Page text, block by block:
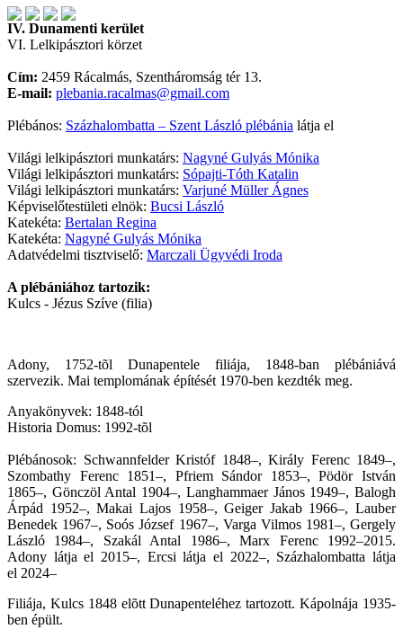
IV. Dunamenti kerület
VI. Lelkipásztori körzet
Cím: 2459 Rácalmás, Szentháromság tér 13.
E-mail: plebania.racalmas@gmail.com
Plébános: Százhalombatta – Szent László plébánia látja el
Világi lelkipásztori munkatárs: Nagyné Gulyás Mónika
Világi lelkipásztori munkatárs: Sópajti-Tóth Katalin
Világi lelkipásztori munkatárs: Varjuné Müller Ágnes
Képviselőtestületi elnök: Bucsi László
Katekéta: Bertalan Regina
Katekéta: Nagyné Gulyás Mónika
Adatvédelmi tisztviselő: Marczali Ügyvédi Iroda
A plébániához tartozik:
Kulcs - Jézus Szíve (filia)
Adony, 1752-tõl Dunapentele filiája, 1848-ban plébániává
szervezik. Mai templomának építését 1970-ben kezdték meg.
Anyakönyvek: 1848-tól
Historia Domus: 1992-tõl
Plébánosok: Schwannfelder Kristóf 1848–, Király Ferenc 1849–,
Szombathy Ferenc 1851–, Pfriem Sándor 1853–, Pödör István
1865–, Gönczöl Antal 1904–, Langhammaer János 1949–, Balogh
Árpád 1952–, Makai Lajos 1958–, Geiger Jakab 1966–, Lauber
Benedek 1967–, Soós József 1967–, Varga Vilmos 1981–, Gergely
László 1984–, Szakál Antal 1986–, Marx Ferenc 1992–2015.
Adony látja el 2015–, Ercsi látja el 2022–, Százhalombatta látja
el 2024–
Filiája, Kulcs 1848 elõtt Dunapenteléhez tartozott. Kápolnája 1935-
ben épült.